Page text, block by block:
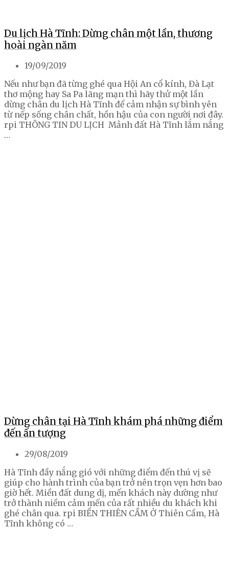
Du lịch Hà Tĩnh: Dừng chân một lần, thương
hoài ngàn năm
19/09/2019
Nếu như bạn đã từng ghé qua Hội An cổ kính, Đà Lạt
thơ mộng hay Sa Pa lãng mạn thì hãy thử một lần
dừng chân du lịch Hà Tĩnh để cảm nhận sự bình yên
từ nếp sống chân chất, hồn hậu của con người nơi đây.
rpi THÔNG TIN DU LỊCH Mảnh đất Hà Tĩnh lắm nắng
…
Dừng chân tại Hà Tĩnh khám phá những điểm
đến ấn tượng
29/08/2019
Hà Tĩnh đầy nắng gió với những điểm đến thú vị sẽ
giúp cho hành trình của bạn trở nên trọn vẹn hơn bao
giờ hết. Miền đất dung dị, mến khách này dường như
trở thành niềm cảm mến của rất nhiều du khách khi
ghé chân qua. rpi BIỂN THIÊN CẦM Ở Thiên Cầm, Hà
Tĩnh không có …